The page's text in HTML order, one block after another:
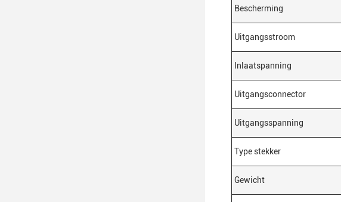
Bescherming
Uitgangsstroom
Inlaatspanning
Uitgangsconnector
Uitgangsspanning
Type stekker
Gewicht